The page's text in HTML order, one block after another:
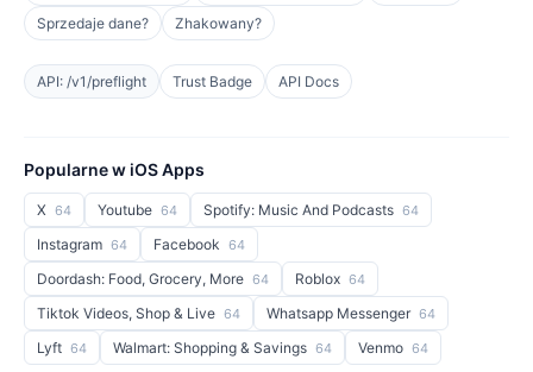
Sprzedaje dane?
Zhakowany?
API: /v1/preflight Trust Badge API Docs
Popularne w iOS Apps
X 64 Youtube 64 Spotify: Music And Podcasts 64
Instagram 64 Facebook 64
Doordash: Food, Grocery, More 64 Roblox 64
Tiktok Videos, Shop & Live 64 Whatsapp Messenger 64
Lyft 64 Walmart: Shopping & Savings 64 Venmo 64